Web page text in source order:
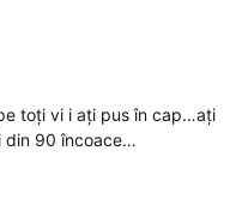
toți vi i ați pus în cap…ați
din 90 încoace…